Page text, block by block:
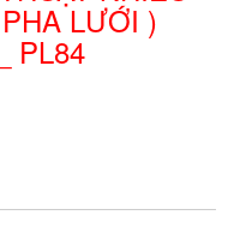
LƯỚI )
PL84